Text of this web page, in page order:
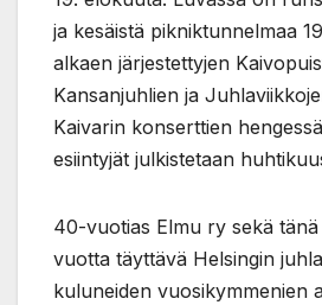
ja kesäistä pikniktunnelmaa
alkaen järjestettyjen
Kansanjuhlien ja
Kaivarin konserttien
esiintyjät julkistetaan
40-vuotias Elmu ry sekä
vuotta täyttävä Helsingin
kuluneiden vuosikymmenien